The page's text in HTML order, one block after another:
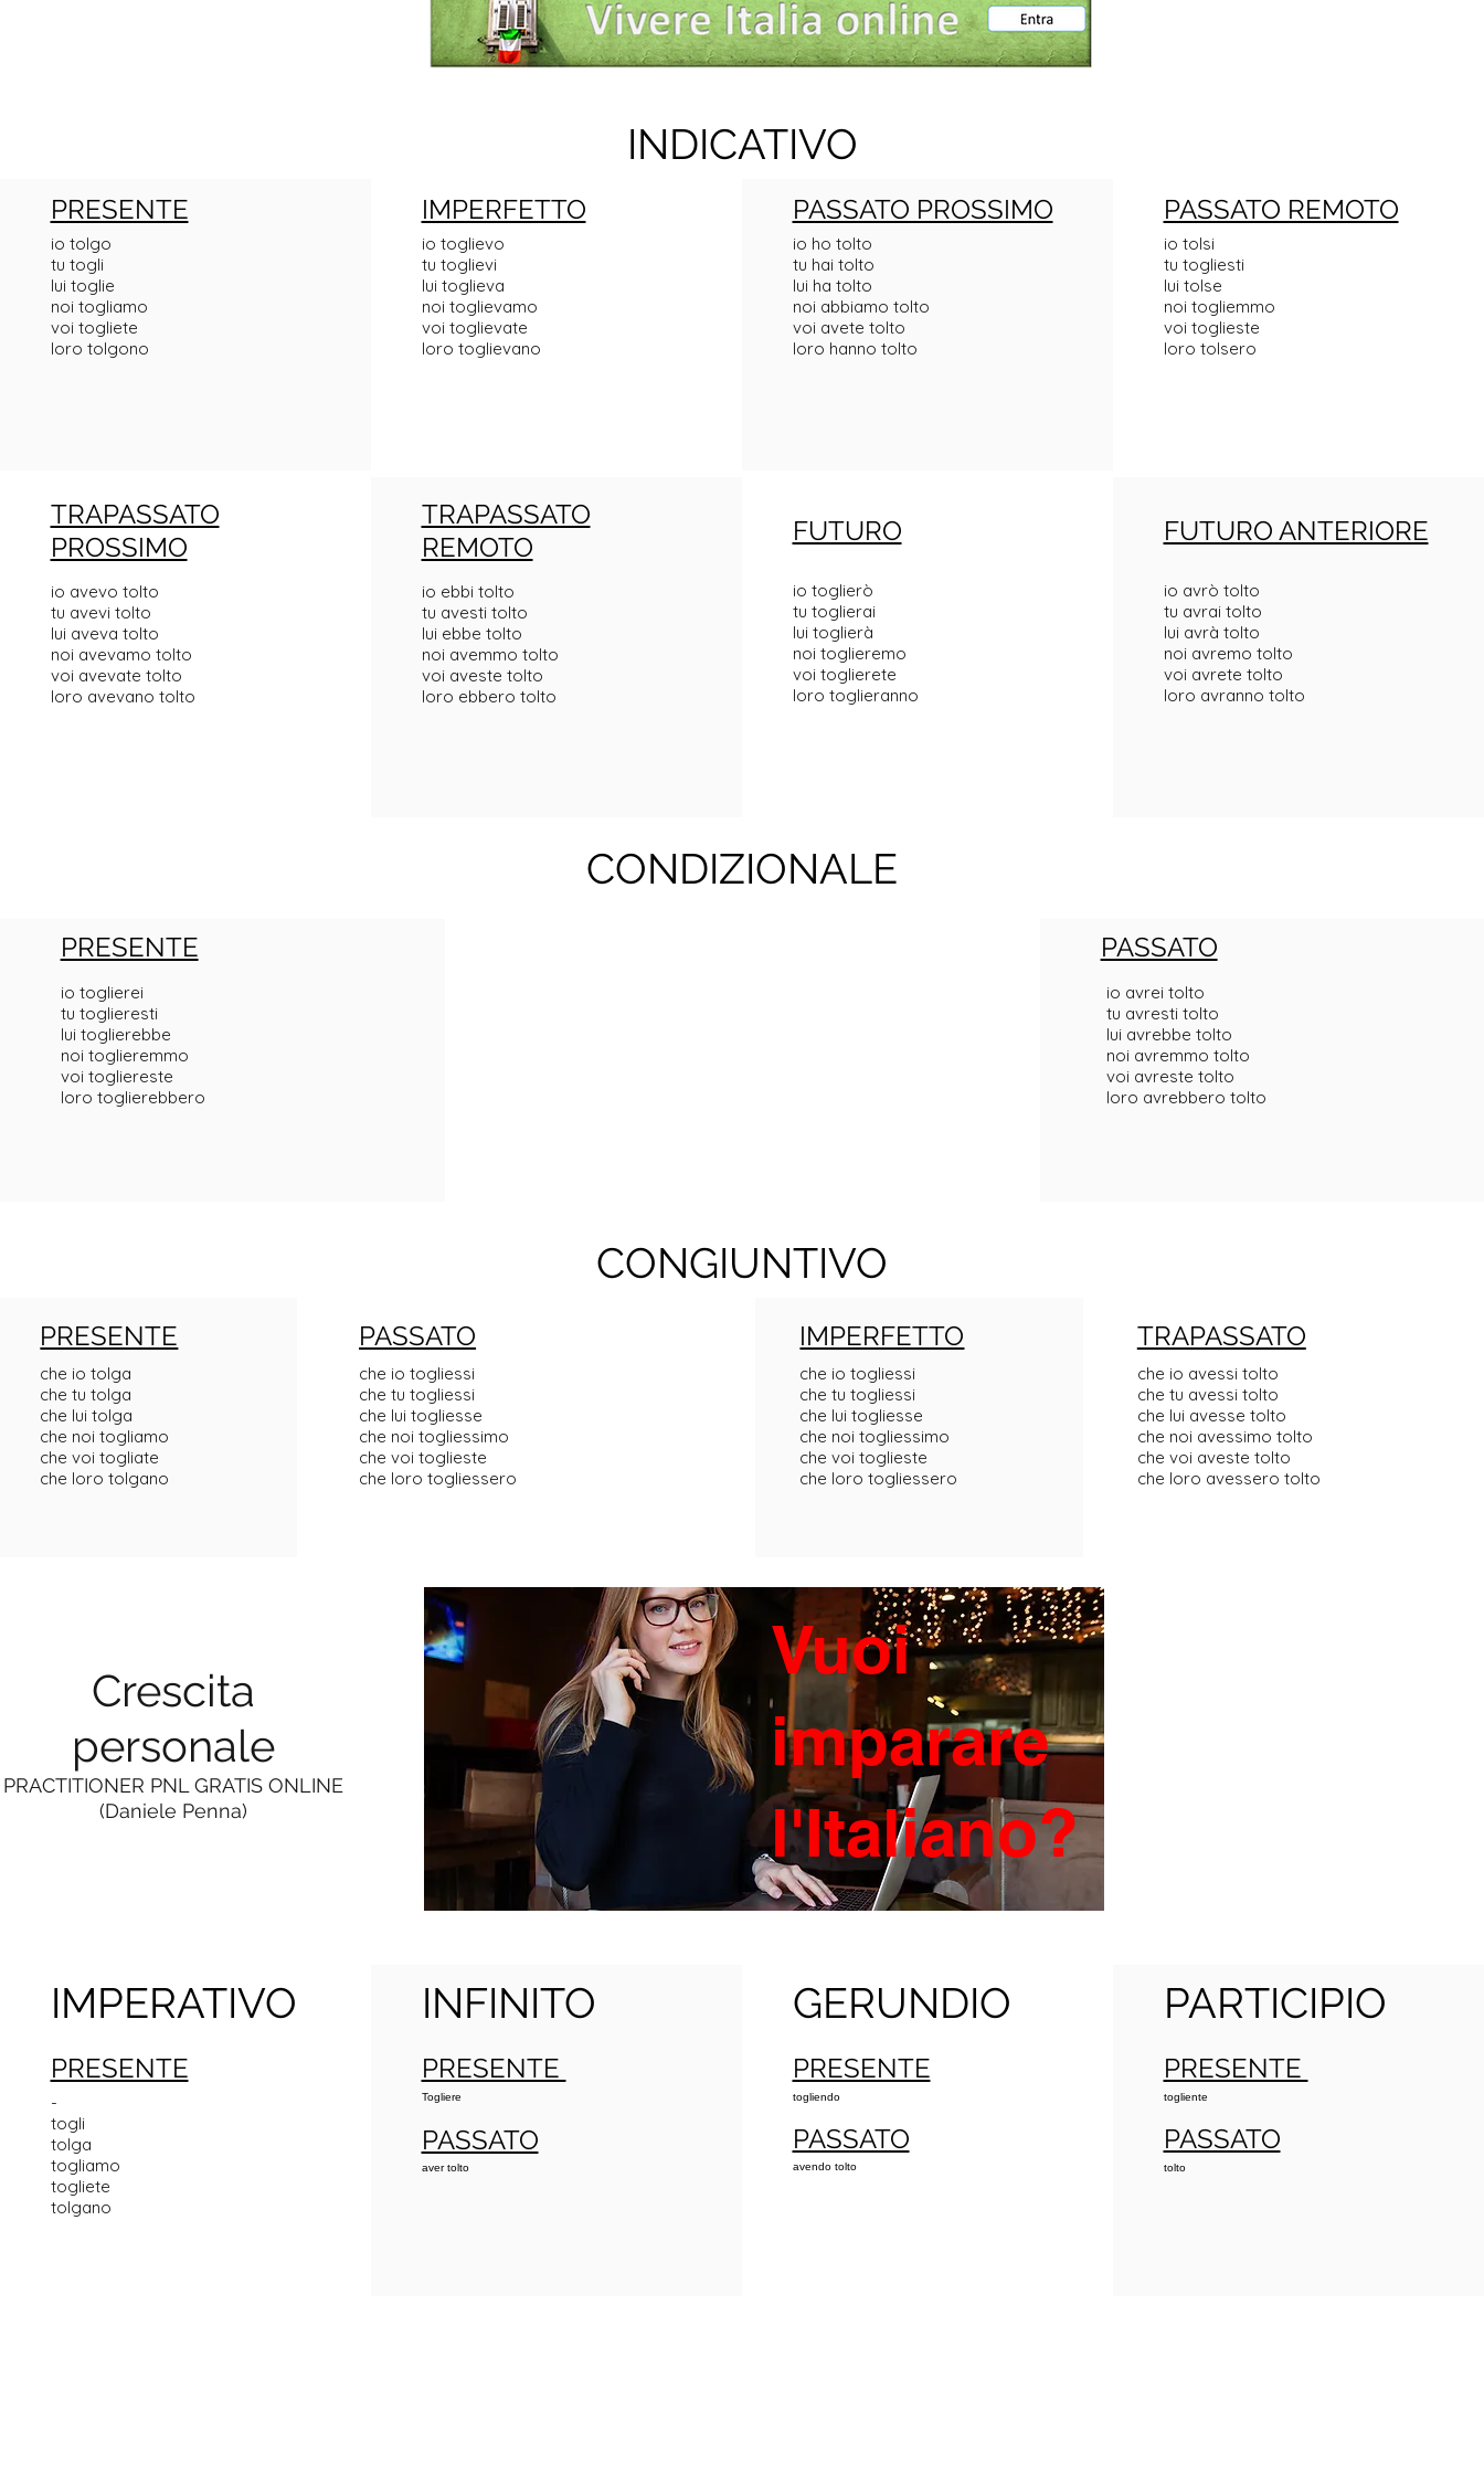
INDICATIVO
PRESENTE
io tolgo
tu togli
lui toglie
noi togliamo
voi togliete
loro tolgono
IMPERFETTO
io toglievo
tu toglievi
lui toglieva
noi toglievamo
voi toglievate
loro toglievano
PASSATO PROSSIMO
io ho tolto
tu hai tolto
lui ha tolto
noi abbiamo tolto
voi avete tolto
loro hanno tolto
PASSATO REMOTO
io tolsi
tu togliesti
lui tolse
noi togliemmo
voi toglieste
loro tolsero
TRAPASSATO
PROSSIMO
io avevo tolto
tu avevi tolto
lui aveva tolto
noi avevamo tolto
voi avevate tolto
loro avevano tolto
TRAPASSATO
REMOTO
io ebbi tolto
tu avesti tolto
lui ebbe tolto
noi avemmo tolto
voi aveste tolto
loro ebbero tolto
FUTURO
io toglierò
tu toglierai
lui toglierà
noi toglieremo
voi toglierete
loro toglieranno
FUTURO ANTERIORE
io avrò tolto
tu avrai tolto
lui avrà tolto
noi avremo tolto
voi avrete tolto
loro avranno tolto
CONDIZIONALE
PRESENTE
io toglierei
tu toglieresti
lui toglierebbe
noi toglieremmo
voi togliereste
loro toglierebbero
PASSATO
io avrei tolto
tu avresti tolto
lui avrebbe tolto
noi avremmo tolto
voi avreste tolto
loro avrebbero tolto
CONGIUNTIVO
PRESENTE
che io tolga
che tu tolga
che lui tolga
che noi togliamo
che voi togliate
che loro tolgano
PASSATO
che io togliessi
che tu togliessi
che lui togliesse
che noi togliessimo
che voi toglieste
che loro togliessero
IMPERFETTO
che io togliessi
che tu togliessi
che lui togliesse
che noi togliessimo
che voi toglieste
che loro togliessero
TRAPASSATO
che io avessi tolto
che tu avessi tolto
che lui avesse tolto
che noi avessimo tolto
che voi aveste tolto
che loro avessero tolto
Crescita
personale
PRACTITIONER PNL GRATIS ONLINE
(Daniele Penna)
Vuoi
imparare
l'Italiano?
IMPERATIVO
PRESENTE
-
togli
tolga
togliamo
togliete
tolgano
INFINITO
PRESENTE
Togliere
PASSATO
aver tolto
GERUNDIO
PRESENTE
togliendo
PASSATO
avendo tolto
PARTICIPIO
PRESENTE
togliente
PASSATO
tolto